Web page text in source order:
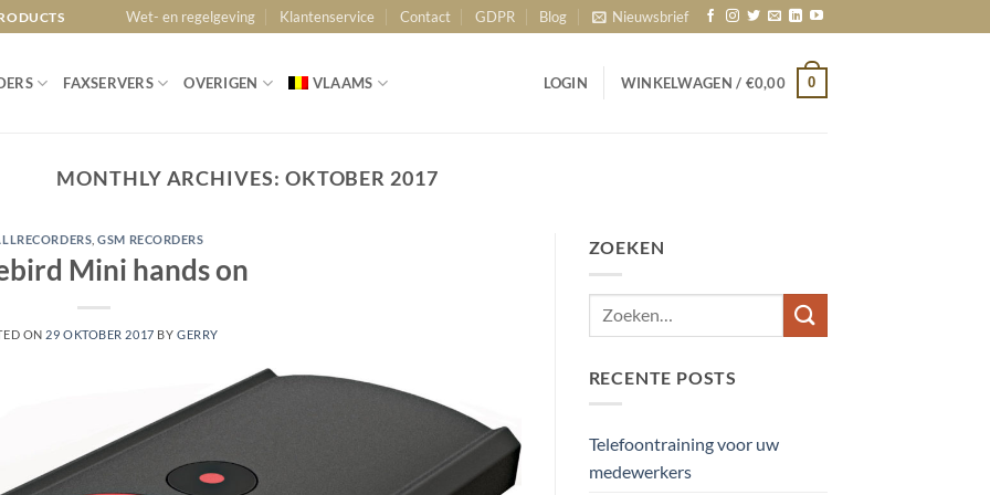
Wet- en regelgeving Klantenservice Contact GDPR Blog Nieuwsbrief
FAXSERVERS OVERIGEN VLAAMS LOGIN WINKELWAGEN / €0,00 0
MONTHLY ARCHIVES: OKTOBER 2017
,GSM RECORDERS
Mini hands on
ON 29 OKTOBER 2017 BY GERRY
ZOEKEN
RECENTE POSTS
Telefoontraining voor uw
medewerkers